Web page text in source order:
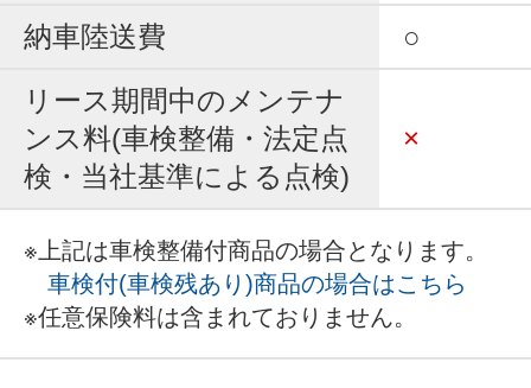
納車陸送費
○
リース期間中のメンテナ
ンス料(車検整備・法定点
検・当社基準による点検)
×
※上記は車検整備付商品の場合となります。
車検付(車検残あり)商品の場合はこちら
※任意保険料は含まれておりません。